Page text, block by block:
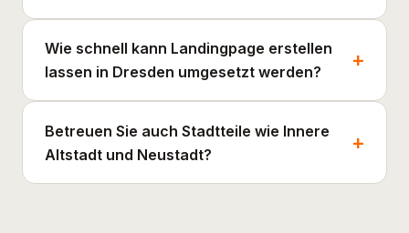
Wie schnell kann Landingpage erstellen
lassen in Dresden umgesetzt werden?
Betreuen Sie auch Stadtteile wie Innere
Altstadt und Neustadt?